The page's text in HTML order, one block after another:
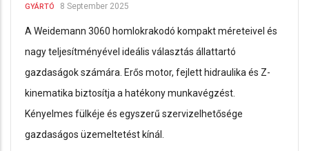
GYÁRTÓ 8 September 2025
A Weidemann 3060 homlokrakodó kompakt méreteivel és
nagy teljesítményével ideális választás állattartó
gazdaságok számára. Erős motor, fejlett hidraulika és Z-
kinematika biztosítja a hatékony munkavégzést.
Kényelmes fülkéje és egyszerű szervizelhetősége
gazdaságos üzemeltetést kínál.